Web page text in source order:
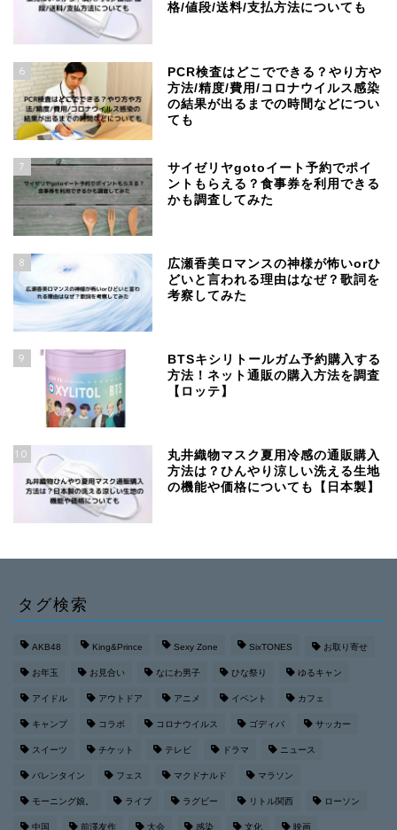
格/値段/送料/支払方法についても
6
PCR検査はどこでできる？やり方や
方法/精度/費用/コロナウイルス感染
の結果が出るまでの時間などについ
ても
7
サイゼリヤgotoイート予約でポイ
ントもらえる？食事券を利用できる
かも調査してみた
8
広瀬香美ロマンスの神様が怖いorひ
どいと言われる理由はなぜ？歌詞を
考察してみた
9
BTSキシリトールガム予約購入する
方法！ネット通販の購入方法を調査
【ロッテ】
10
丸井織物マスク夏用冷感の通販購入
方法は？ひんやり涼しい洗える生地
の機能や価格についても【日本製】
タグ検索
AKB48 King&Prince Sexy Zone SixTONES お取り寄せ
お年玉 お見合い なにわ男子 ひな祭り ゆるキャン
アイドル アウトドア アニメ イベント カフェ
キャンプ コラボ コロナウイルス ゴディバ サッカー
スイーツ チケット テレビ ドラマ ニュース
バレンタイン フェス マクドナルド マラソン
モーニング娘。 ライブ ラグビー リトル関西 ローソン
中国 前澤友作 大会 感染 文化 映画